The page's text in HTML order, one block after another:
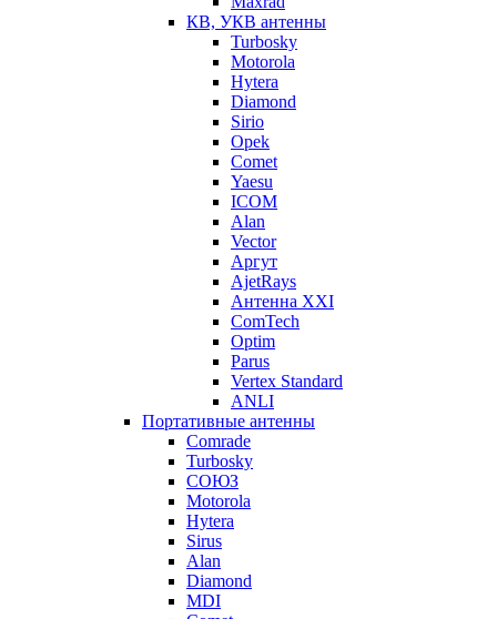
КВ, УКВ антенны
Turbosky
Motorola
Hytera
Diamond
Sirio
Opek
Comet
Yaesu
ICOM
Alan
Vector
Аргут
AjetRays
Антенна XXI
ComTech
Optim
Parus
Vertex Standard
ANLI
Портативные антенны
Comrade
Turbosky
СОЮЗ
Motorola
Hytera
Sirus
Alan
Diamond
MDI